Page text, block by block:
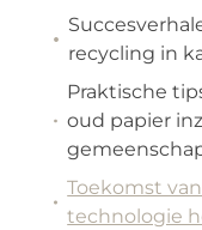
recycling in
Praktische
oud papier
Toekomst
technologie